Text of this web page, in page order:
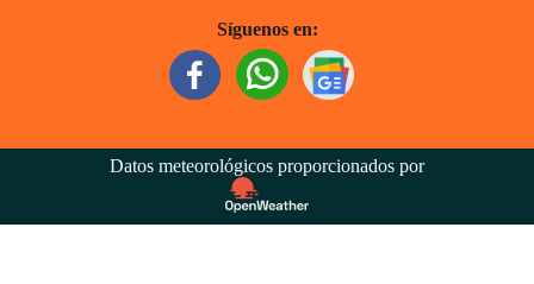
Síguenos en:
Datos meteorológicos proporcionados por